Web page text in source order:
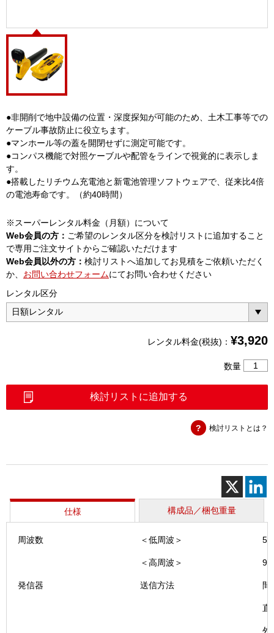
●非開削で地中設備の位置・深度探知が可能のため、土木工事等での
ケーブル事故防止に役立ちます。
●マンホール等の蓋を開閉せずに測定可能です。
●コンパス機能で対照ケーブルや配管をラインで視覚的に表示しま
す。
●搭載したリチウム充電池と新電池管理ソフトウェアで、従来比4倍
の電池寿命です。（約40時間）
※スーパーレンタル料金（月額）について
Web会員の方： ご希望のレンタル区分を検討リストに追加すること
で専用ご注文サイトからご確認いただけます
Web会員以外の方： 検討リストへ追加してお見積をご依頼いただく
か、 お問い合わせフォームにてお問い合わせください
レンタル区分
レンタル料金(税抜)： ¥3,920
数量
ケ
ー
(VX2)
個
検討リストに追加する
検討リストとは？
仕様 構成品／梱包重量
周波数 ＜低周波＞
＜高周波＞
発信器 送信方法 間
直
外